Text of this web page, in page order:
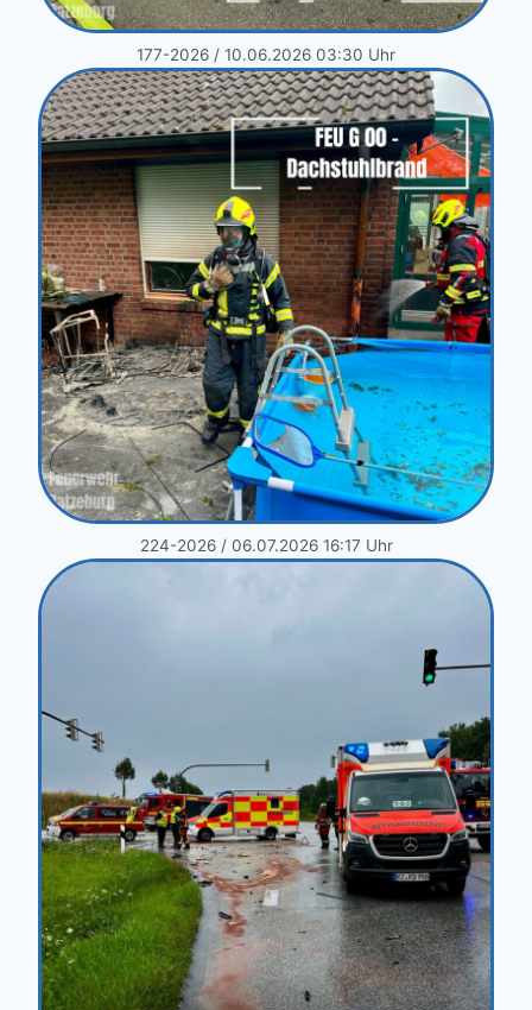
177-2026 / 10.06.2026 03:30 Uhr
224-2026 / 06.07.2026 16:17 Uhr